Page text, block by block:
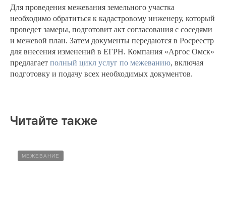
Перепланировка
Для проведения межевания земельного участка
необходимо обратиться к кадастровому инженеру, который
проведет замеры, подготовит акт согласования с соседями
и межевой план. Затем документы передаются в Росреестр
для внесения изменений в ЕГРН. Компания «Аргос Омск»
предлагает полный цикл услуг по межеванию, включая
подготовку и подачу всех необходимых документов.
Читайте также
МЕЖЕВАНИЕ